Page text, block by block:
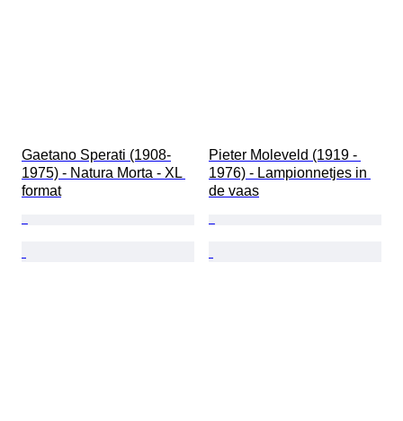
Gaetano Sperati (1908-
1975) - Natura Morta - XL
format
Pieter Moleveld (1919 -
1976) - Lampionnetjes in
de vaas